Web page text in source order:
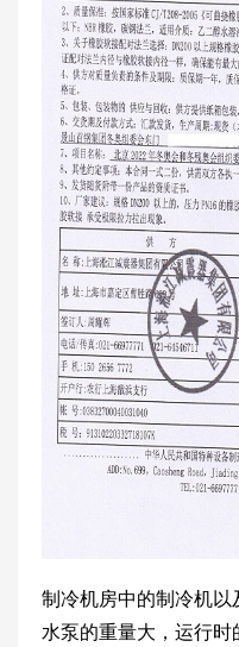
制冷机房中的制冷机以
水泵的重量大，运行